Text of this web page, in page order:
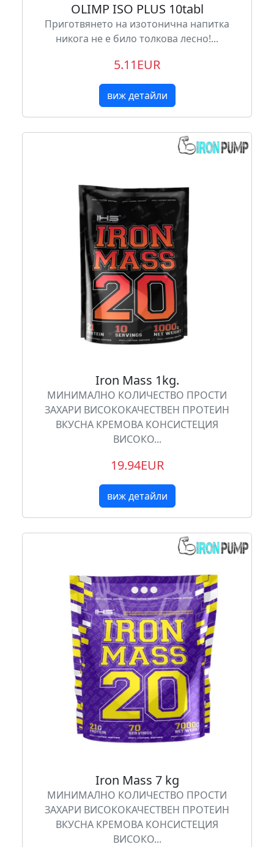
OLIMP ISO PLUS 10tabl
Приготвянето на изотонична напитка
никога не е било толкова лесно!...
5.11EUR
виж детайли
Iron Mass 1kg.
МИНИМАЛНО КОЛИЧЕСТВО ПРОСТИ
ЗАХАРИ ВИСОКОКАЧЕСТВЕН ПРОТЕИН
ВКУСНА КРЕМОВА КОНСИСТЕЦИЯ
ВИСОКО...
19.94EUR
виж детайли
Iron Mass 7 kg
МИНИМАЛНО КОЛИЧЕСТВО ПРОСТИ
ЗАХАРИ ВИСОКОКАЧЕСТВЕН ПРОТЕИН
ВКУСНА КРЕМОВА КОНСИСТЕЦИЯ
ВИСОКО...